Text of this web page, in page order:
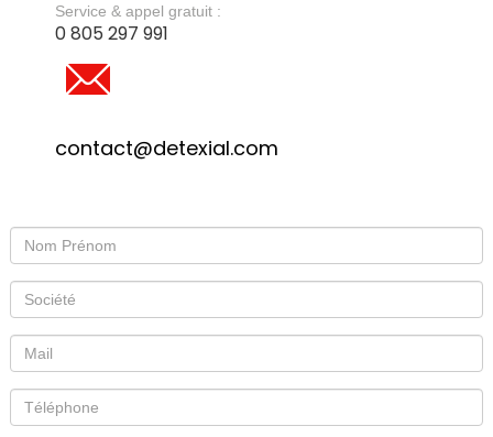
Service & appel gratuit :
0 805 297 991
contact@detexial.com